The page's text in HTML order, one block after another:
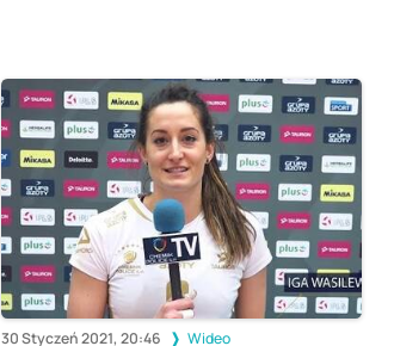
30 Styczeń 2021, 20:46 Wideo